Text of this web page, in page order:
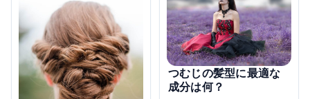
つむじの髪型に最適な
成分は何？